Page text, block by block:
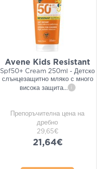
Avene Kids Resistant
Spf50+ Cream 250ml - Детско
слънцезащитно мляко с много
висока защита... i
Препоръчителна цена на
дребно
29,65€
21,64€